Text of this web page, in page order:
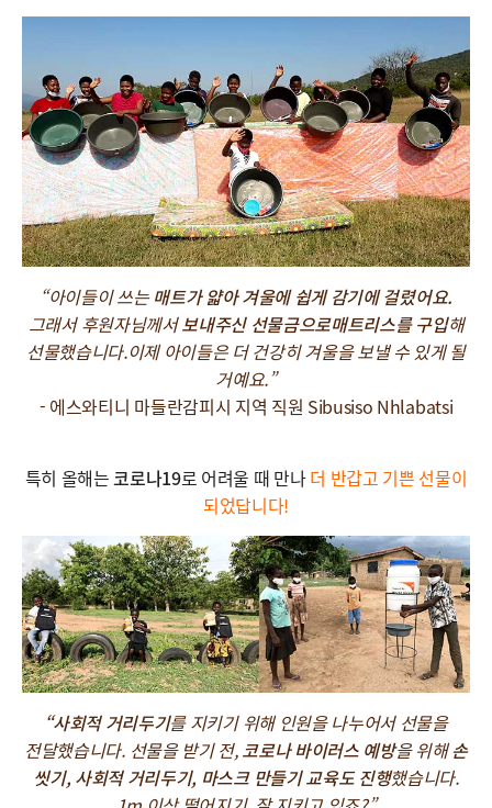
“아이들이 쓰는매트가 얇아 겨울에 쉽게 감기에 걸렸어요.
그래서 후원자님께서보내주신 선물금으로매트리스를 구입해
선물했습니다.이제 아이들은 더 건강히 겨울을 보낼 수 있게 될
거예요.”
- 에스와티니 마들란감피시 지역 직원 Sibusiso Nhlabatsi
특히 올해는코로나19로 어려울 때 만나더 반갑고 기쁜 선물이
되었답니다!
“사회적 거리두기를 지키기 위해 인원을 나누어서 선물을
전달했습니다. 선물을 받기 전,코로나 바이러스 예방을 위해손
씻기, 사회적 거리두기, 마스크 만들기 교육도 진행했습니다.